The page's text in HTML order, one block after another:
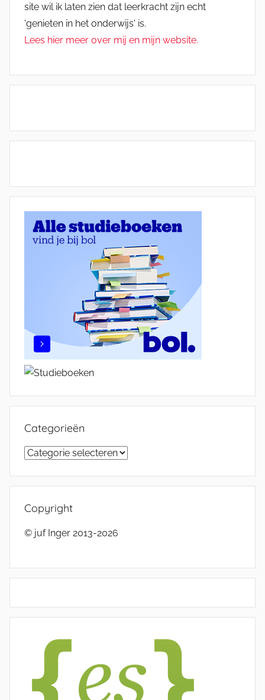
site wil ik laten zien dat leerkracht zijn echt
'genieten in het onderwijs' is.
Lees hier meer over mij en mijn website.
Categorieën
Categorieën
Copyright
© juf Inger 2013-2026